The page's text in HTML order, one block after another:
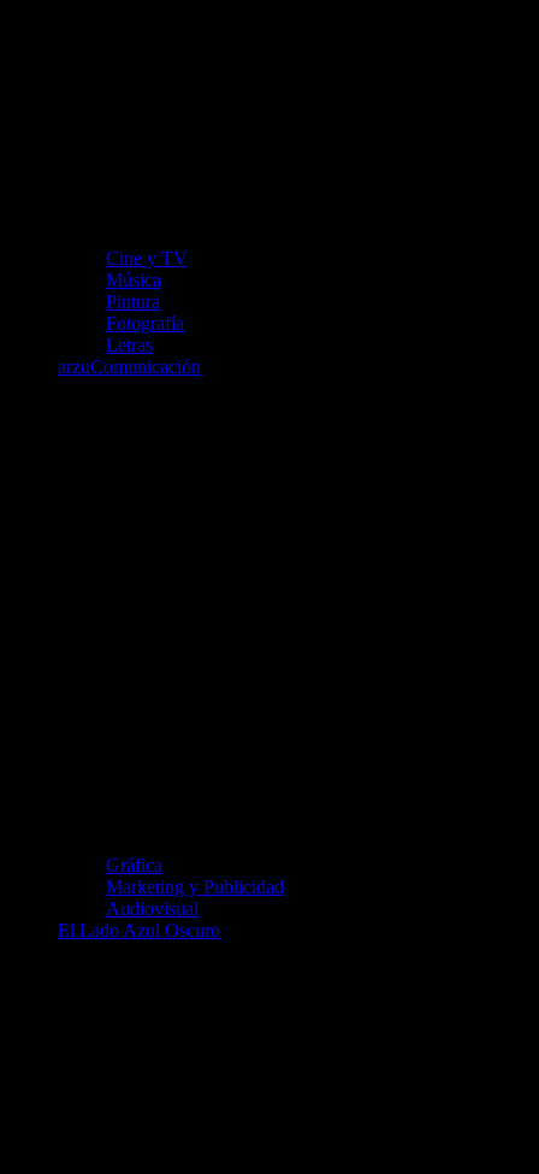
Cine y TV
Música
Pintura
Fotografía
Letras
arzuComunicación
Gráfica
Marketing y Publicidad
Audiovisual
El Lado Azul Oscuro